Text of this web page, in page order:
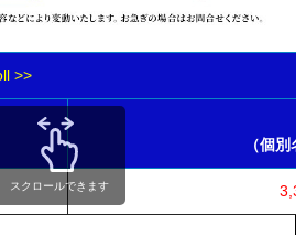
>>
（個別
スクロールできます